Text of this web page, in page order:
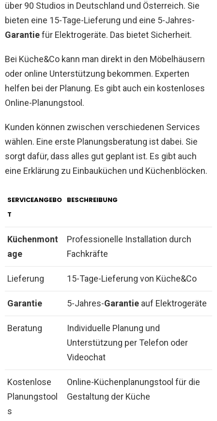
über 90 Studios in Deutschland und Österreich. Sie
bieten eine 15-Tage-Lieferung und eine 5-Jahres-
Garantiefür Elektrogeräte. Das bietet Sicherheit.
Bei Küche&Co kann man direkt in den Möbelhäusern
oder online Unterstützung bekommen. Experten
helfen bei der Planung. Es gibt auch ein kostenloses
Online-Planungstool.
Kunden können zwischen verschiedenen Services
wählen. Eine erste Planungsberatung ist dabei. Sie
sorgt dafür, dass alles gut geplant ist. Es gibt auch
eine Erklärung zu Einbauküchen und Küchenblöcken.
SERVICEANGEBO
T
BESCHREIBUNG
Küchenmont
age
Professionelle Installation durch
Fachkräfte
Lieferung 15-Tage-Lieferung von Küche&Co
Garantie 5-Jahres-Garantie auf Elektrogeräte
Beratung
Individuelle Planung und
Unterstützung per Telefon oder
Videochat
Kostenlose
Planungstool
s
Online-Küchenplanungstool für die
Gestaltung der Küche